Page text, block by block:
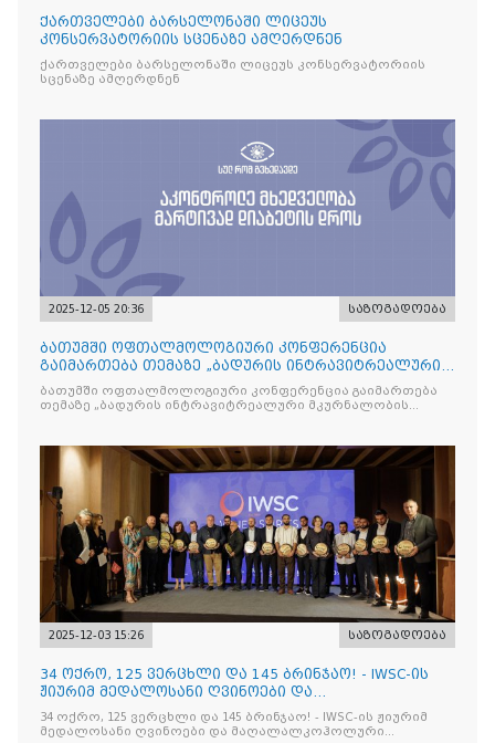
ქართველები ბარსელონაში ლიცეუს
კონსერვატორიის სცენაზე ამღერდნენ
ქართველები ბარსელონაში ლიცეუს კონსერვატორიის
სცენაზე ამღერდნენ
2025-12-05 20:36 საზოგადოება
ბათუმში ოფთალმოლოგიური კონფერენცია
გაიმართება თემაზე „ბადურის ინტრავიტრეალური
მკურნალობის ოპტიმიზაცი
ბათუმში ოფთალმოლოგიური კონფერენცია გაიმართება
თემაზე „ბადურის ინტრავიტრეალური მკურნალობის
2025-12-03 15:26 საზოგადოება
34 ოქრო, 125 ვერცხლი და 145 ბრინჯაო! - IWSC-ის
ჟიურიმ მედალოსანი ღვინოები და
მაღალალკოჰოლური სასმელე
34 ოქრო, 125 ვერცხლი და 145 ბრინჯაო! - IWSC-ის ჟიურიმ
მედალოსანი ღვინოები და მაღალალკოჰოლური